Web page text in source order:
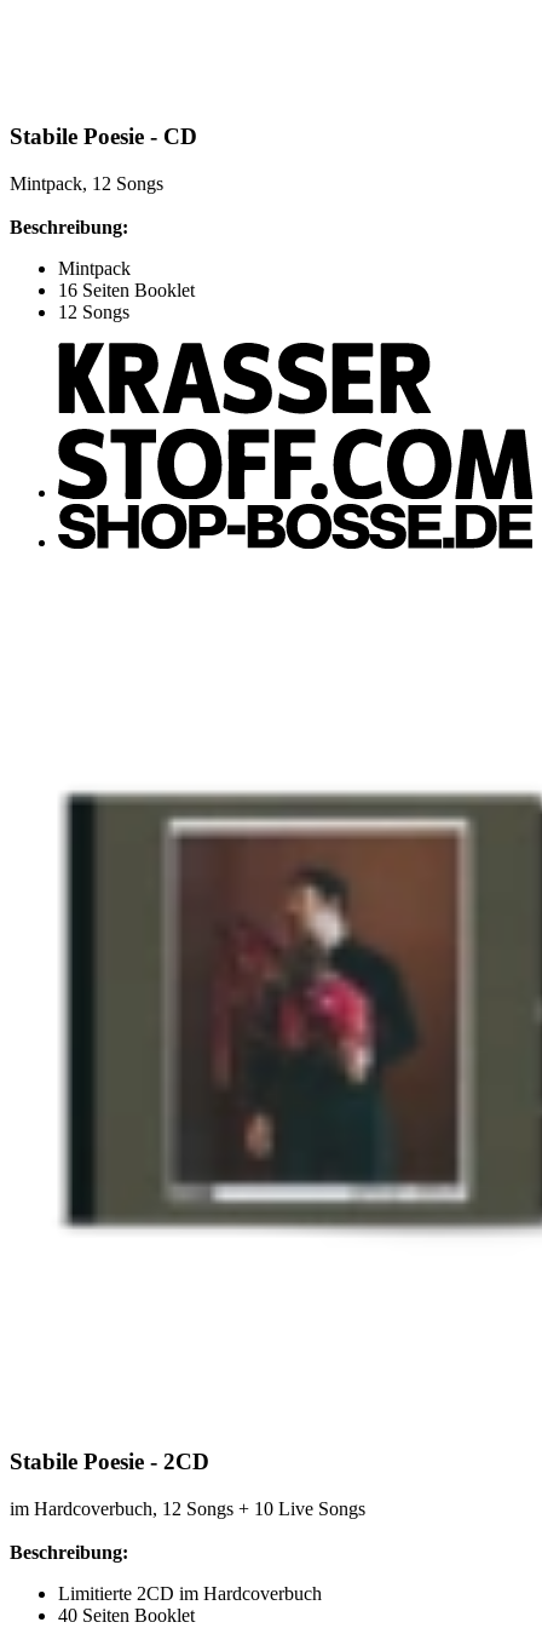
Stabile Poesie - CD
Mintpack, 12 Songs
Beschreibung:
Mintpack
16 Seiten Booklet
12 Songs
Stabile Poesie - 2CD
im Hardcoverbuch, 12 Songs + 10 Live Songs
Beschreibung:
Limitierte 2CD im Hardcoverbuch
40 Seiten Booklet